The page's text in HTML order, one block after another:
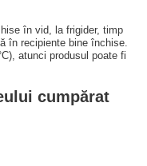
în vid, la frigider, timp
în recipiente bine închise.
atunci produsul poate fi
cumpărat